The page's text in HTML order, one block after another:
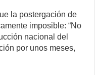
la postergación de
imposible: “No
nacional del
por unos meses,